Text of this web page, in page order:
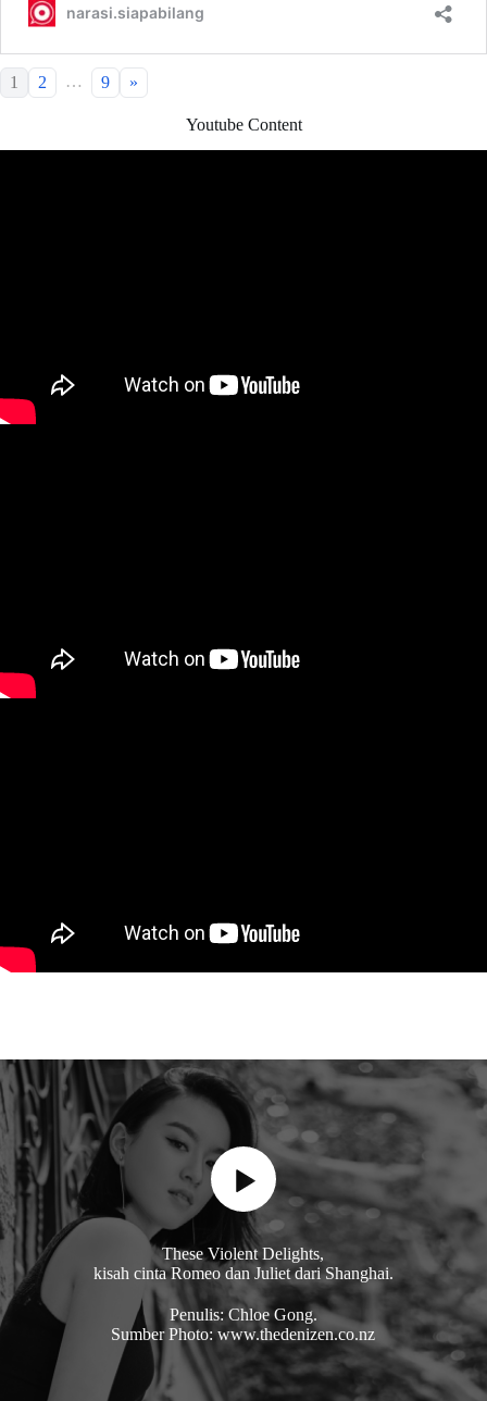
1 2 … 9 »
Youtube Content
These Violent Delights,
kisah cinta Romeo dan Juliet dari Shanghai.
Penulis: Chloe Gong.
Sumber Photo: www.thedenizen.co.nz